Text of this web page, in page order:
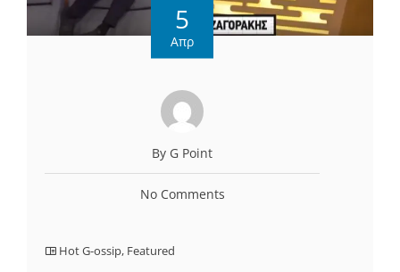
5
Απρ
By G Point
No Comments
Hot G-ossip, Featured